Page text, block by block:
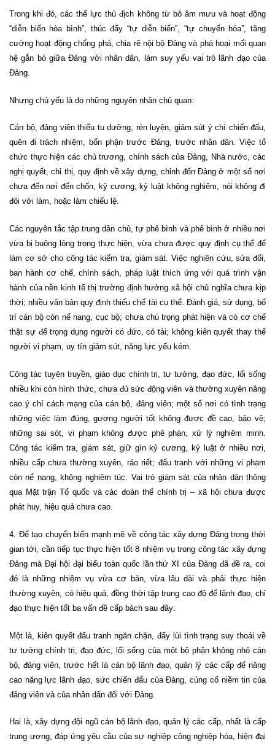
Trong khi đó, các thế lực thù địch không từ bỏ âm mưu và hoạt động
“diễn biến hòa bình”, thúc đẩy “tự diễn biến”, “tự chuyển hóa”, tăng
cường hoạt động chống phá, chia rẽ nội bộ Đảng và phá hoại mối quan
hệ gắn bó giữa Đảng với nhân dân, làm suy yếu vai trò lãnh đạo của
Đảng.
Nhưng chủ yếu là do những nguyên nhân chủ quan:
Cán bộ, đảng viên thiếu tu dưỡng, rèn luyện, giảm sút ý chí chiến đấu,
quên đi trách nhiệm, bổn phận trước Đảng, trước nhân dân. Việc tổ
chức thực hiện các chủ trương, chính sách của Đảng, Nhà nước, các
nghị quyết, chỉ thị, quy định về xây dựng, chỉnh đốn Đảng ở một số nơi
chưa đến nơi đến chốn, kỷ cương, kỷ luật không nghiêm, nói không đi
đôi với làm, hoặc làm chiếu lệ.
Các nguyên tắc tập trung dân chủ, tự phê bình và phê bình ở nhiều nơi
vừa bị buông lỏng trong thực hiện, vừa chưa được quy định cụ thể để
làm cơ sở cho công tác kiểm tra, giám sát. Việc nghiên cứu, sửa đổi,
ban hành cơ chế, chính sách, pháp luật thích ứng với quá trình vận
hành của nền kinh tế thị trường định hướng xã hội chủ nghĩa chưa kịp
thời; nhiều văn bản quy định thiếu chế tài cụ thể. Đánh giá, sử dụng, bố
trí cán bộ còn nể nang, cục bộ; chưa chú trọng phát hiện và có cơ chế
thật sự để trọng dụng người có đức, có tài; không kiên quyết thay thế
người vi phạm, uy tín giảm sút, năng lực yếu kém.
Công tác tuyên truyền, giáo dục chính trị, tư tưởng, đạo đức, lối sống
nhiều khi còn hình thức, chưa đủ sức động viên và thường xuyên nâng
cao ý chí cách mạng của cán bộ, đảng viên; một số nơi có tình trạng
những việc làm đúng, gương người tốt không được đề cao, bảo vệ;
những sai sót, vi phạm không được phê phán, xử lý nghiêm minh.
Công tác kiểm tra, giám sát, giữ gìn kỷ cương, kỷ luật ở nhiều nơi,
nhiều cấp chưa thường xuyên, ráo riết; đấu tranh với những vi phạm
còn nể nang, không nghiêm túc. Vai trò giám sát của nhân dân thông
qua Mặt trận Tổ quốc và các đoàn thể chính trị – xã hội chưa được
phát huy, hiệu quả chưa cao.
4. Để tạo chuyển biến mạnh mẽ về công tác xây dựng Đảng trong thời
gian tới, cần tiếp tục thực hiện tốt 8 nhiệm vụ trong công tác xây dựng
Đảng mà Đại hội đại biểu toàn quốc lần thứ XI của Đảng đã đề ra, coi
đó là những nhiệm vụ vừa cơ bản, vừa lâu dài và phải thực hiện
thường xuyên, có hiệu quả, đồng thời tập trung cao độ để lãnh đạo, chỉ
đạo thực hiện tốt ba vấn đề cấp bách sau đây:
Một là, kiên quyết đấu tranh ngăn chặn, đẩy lùi tình trạng suy thoái về
tư tưởng chính trị, đạo đức, lối sống của một bộ phận không nhỏ cán
bộ, đảng viên, trước hết là cán bộ lãnh đạo, quản lý các cấp để nâng
cao năng lực lãnh đạo, sức chiến đấu của Đảng, củng cố niềm tin của
đảng viên và của nhân dân đối với Đảng.
Hai là, xây dựng đội ngũ cán bộ lãnh đạo, quản lý các cấp, nhất là cấp
trung ương, đáp ứng yêu cầu của sự nghiệp công nghiệp hóa, hiện đại